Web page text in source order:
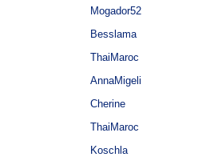
Mogador52
Besslama
ThaiMaroc
AnnaMigeli
Cherine
ThaiMaroc
Koschla